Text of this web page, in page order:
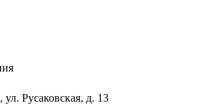
Русаковская, д. 13